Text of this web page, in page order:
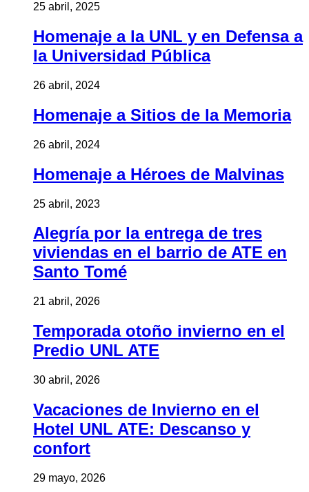
25 abril, 2025
Homenaje a la UNL y en Defensa a
la Universidad Pública
26 abril, 2024
Homenaje a Sitios de la Memoria
26 abril, 2024
Homenaje a Héroes de Malvinas
25 abril, 2023
Alegría por la entrega de tres
viviendas en el barrio de ATE en
Santo Tomé
21 abril, 2026
Temporada otoño invierno en el
Predio UNL ATE
30 abril, 2026
Vacaciones de Invierno en el
Hotel UNL ATE: Descanso y
confort
29 mayo, 2026